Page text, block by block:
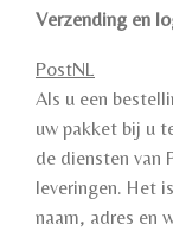
Verzending en
PostNL
Als u een
uw pakket bij u
de diensten van
leveringen. Het
naam, adres en